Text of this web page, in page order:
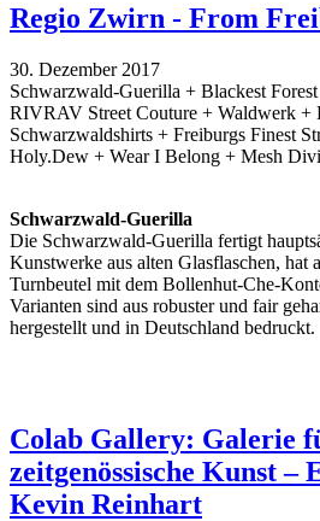
Regio Zwirn - From
30. Dezember 2017
Schwarzwald-Guerilla + Blackest
RIVRAV Street Couture + Waldwerk +
Schwarzwaldshirts + Freiburgs Finest
Holy.Dew + Wear I Belong + Mesh
Schwarzwald-Guerilla
Die Schwarzwald-Guerilla fertigt
Kunstwerke aus alten Glasflaschen, hat
Turnbeutel mit dem Bollenhut-Che-
Varianten sind aus robuster und fair
hergestellt und in Deutschland bedruckt.
Colab Gallery: Galerie
zeitgenössische Kunst
Kevin Reinhart